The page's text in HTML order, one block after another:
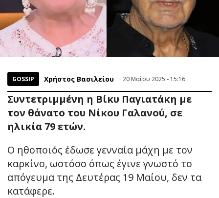
GOSSIP Χρήστος Βασιλείου 20 Μαΐου 2025 - 15:16
Συντετριμμένη η Βίκυ Παγιατάκη με
τον θάνατο του Νίκου Γαλανού, σε
ηλικία 79 ετών.
Ο ηθοποιός έδωσε γενναία μάχη με τον
καρκίνο, ωστόσο όπως έγινε γνωστό το
απόγευμα της Δευτέρας 19 Μαίου, δεν τα
κατάφερε.